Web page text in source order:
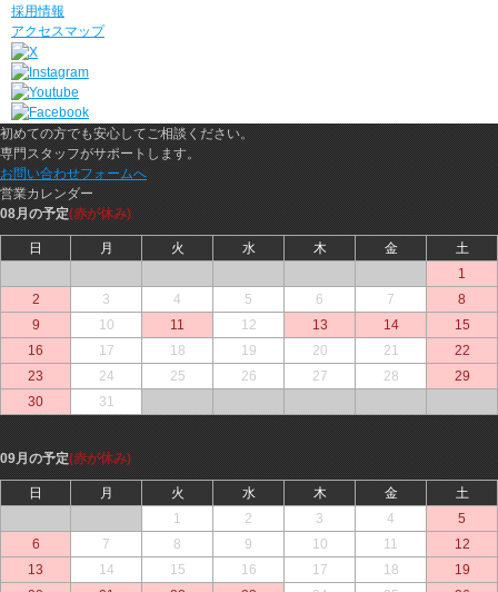
採用情報
アクセスマップ
初めての方でも安心してご相談ください。
専門スタッフがサポートします。
お問い合わせフォームへ
営業カレンダー
08月の予定(赤が休み)
日 月 火 水 木 金
土
1
2
3 4 5 6 7
8
9
10 11 12 13 14
15
16
17 18 19 20 21
22
23
24 25 26 27 28
29
30
31
09月の予定(赤が休み)
日 月 火 水 木 金
土
1 2 3 4
5
6
7 8 9 10 11
12
13
14 15 16 17 18
19